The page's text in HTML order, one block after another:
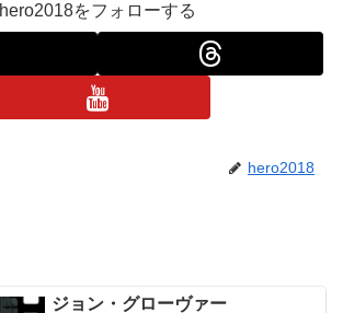
hero2018をフォローする
hero2018
ジョン・グローヴァー